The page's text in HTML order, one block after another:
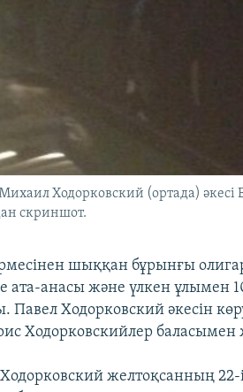
Ходорковский (ортада) әкесі
скриншот.
шыққан бұрынғы
ата-анасы және үлкен ұлымен
Павел Ходорковский әкесін
Ходорковскийлер баласымен
желтоқсанның 22-